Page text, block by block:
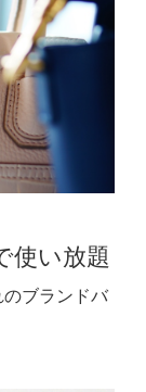
使い放題
ブランドバ